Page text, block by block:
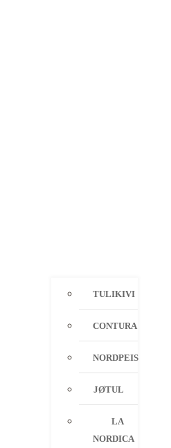
TULIKIVI
CONTURA
NORDPEIS
JØTUL
LA
NORDICA